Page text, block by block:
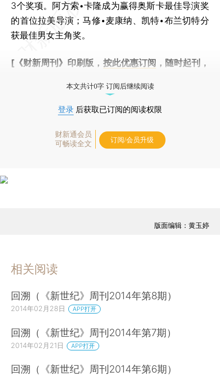
3个奖项。阿方索•卡隆成为赢得奥斯卡最佳导演奖
的首位拉美导演；马修•麦康纳、凯特•布兰切特分
获最佳男女主角奖。
[《财新周刊》印刷版， 按此优惠订阅 ，随时起刊，
本文共计0字 订阅后继续阅读
登录 后获取已订阅的阅读权限
财新通会员
可畅读全文
订阅/会员升级
版面编辑：黄玉婷
相关阅读
回溯（《新世纪》周刊2014年第8期）
2014年02月28日 APP打开
回溯（《新世纪》周刊2014年第7期）
2014年02月21日 APP打开
回溯（《新世纪》周刊2014年第6期）